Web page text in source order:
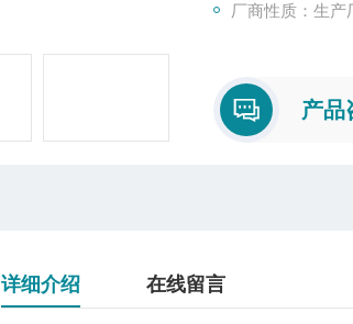
厂商性质：生产
产品
详细介绍 在线留言